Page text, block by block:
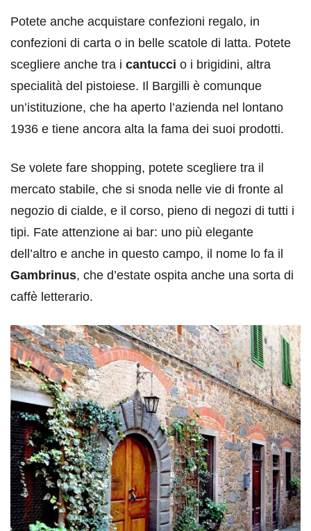
Potete anche acquistare confezioni regalo, in
confezioni di carta o in belle scatole di latta. Potete
scegliere anche tra i cantucci o i brigidini, altra
specialità del pistoiese. Il Bargilli è comunque
un’istituzione, che ha aperto l’azienda nel lontano
1936 e tiene ancora alta la fama dei suoi prodotti.
Se volete fare shopping, potete scegliere tra il
mercato stabile, che si snoda nelle vie di fronte al
negozio di cialde, e il corso, pieno di negozi di tutti i
tipi. Fate attenzione ai bar: uno più elegante
dell’altro e anche in questo campo, il nome lo fa il
Gambrinus, che d’estate ospita anche una sorta di
caffè letterario.